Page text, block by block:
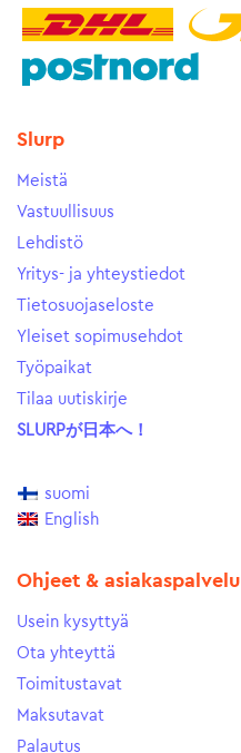
Slurp
Meistä
Vastuullisuus
Lehdistö
Yritys- ja yhteystiedot
Tietosuojaseloste
Yleiset sopimusehdot
Työpaikat
Tilaa uutiskirje
SLURPが日本へ！
suomi
English
Ohjeet & asiakaspalvelu
Usein kysyttyä
Ota yhteyttä
Toimitustavat
Maksutavat
Palautus